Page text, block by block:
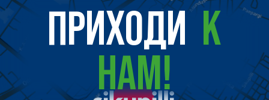
ПРИХОДИ К
НАМ!